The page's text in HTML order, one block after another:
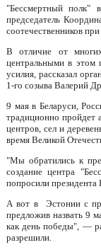
"Бессмертный полк"
председатель
соотечественников
В отличие от
центральными в этом
усилия, рассказал
1-го созыва Валерий
9 мая в Беларуси,
традиционно пройдет
центров, сел и
время Великой
"Мы обратились к
создание центра
попросили президента
А вот в Эстонии с
предложив назвать 9
как день победы", —
разрешили.